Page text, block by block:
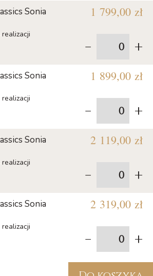
Sonia
1 799,00 zł
- +
Sonia
1 899,00 zł
- +
Sonia
2 119,00 zł
- +
Sonia
2 319,00 zł
- +